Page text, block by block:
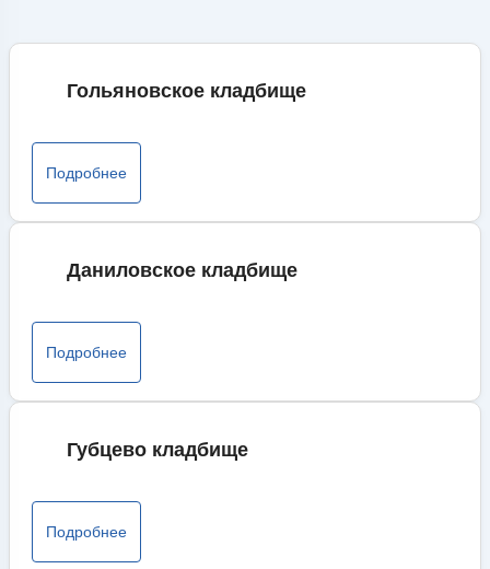
Гольяновское кладбище
Подробнее
Даниловское кладбище
Подробнее
Губцево кладбище
Подробнее